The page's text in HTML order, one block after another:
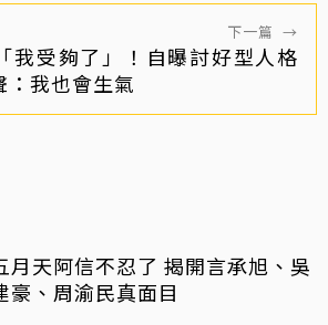
下一篇 →
我受夠了」！自曝討好型人格
我也會生氣
月天阿信不忍了 揭開言承旭、吳
豪、周渝民真面目